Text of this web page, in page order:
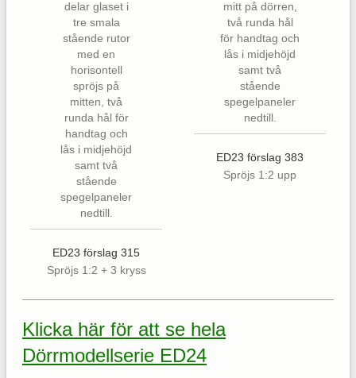
ED23 förslag 315
Spröjs 1:2 + 3 kryss
ED23 förslag 383
Spröjs 1:2 upp
Klicka här för att se hela
Dörrmodellserie ED24